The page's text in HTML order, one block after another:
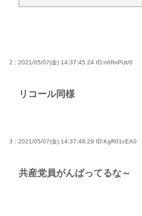
2 : 2021/05/07(金) 14:37:45.24 ID:n6RxPUt/0
リコール同様
3 : 2021/05/07(金) 14:37:48.29 ID:KgR01cEA0
共産党員がんばってるな～